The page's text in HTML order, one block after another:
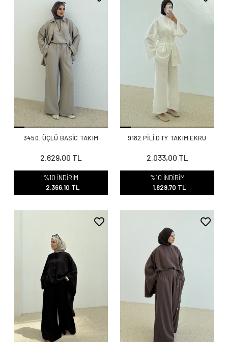
3450. ÜÇLÜ BASİC TAKIM
2.629,00 TL
%10 İNDİRİM
2.366,10 TL
9182 PİLİ DTY TAKIM EKRU
2.033,00 TL
%10 İNDİRİM
1.829,70 TL